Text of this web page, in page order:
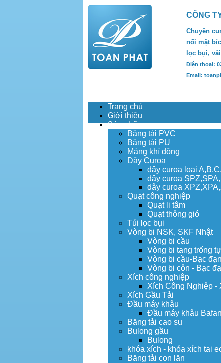
CÔNG
Chuyên
nối mặt
lọc bụi,
Điện thoại:
Email:
Trang chủ
Giới thiệu
Sản phẩm
Băng tải PVC
Băng tải PU
Máng khí động
Dây Curoa
dây curoa loại
dây curoa
dây curoa
Quạt công nghiệp
Quạt li tâm
Quạt thông gió
Túi lọc bụi
Vòng bi NSK, SKF Nhật
Vòng bi cầu
Vòng bi tang trống
Vòng bi cầu-Bạc
Vòng bi côn - Bạc
Xích công nghiệp
Xích Công Nghiệp -
Xích Gầu Tải
Đầu máy khâu
Đầu máy khâu
Băng tải cao su
Bulong gầu
Bulong
khóa xích - khóa xích tai
Băng tải con lăn